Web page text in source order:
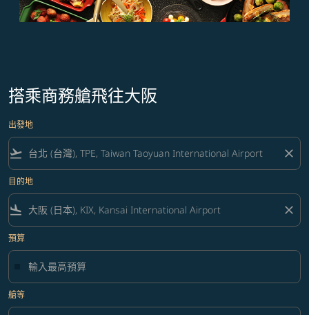
搭乘商務艙飛往大阪
出發地
flight_takeoff close
目的地
flight_land close
預算
艙等